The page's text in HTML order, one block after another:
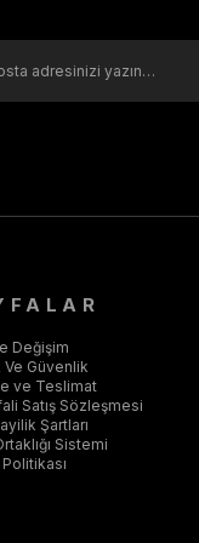
Değişim
Ve Güvenlik
ve Teslimat
Satış Sözleşmesi
Şartları
Sistemi